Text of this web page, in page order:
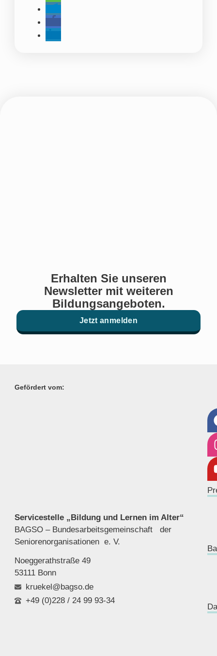
Erhalten Sie unseren
Newsletter mit weiteren
Bildungsangeboten.
Jetzt anmelden
Gefördert vom:
Servicestelle „Bildung und Lernen im Alter“
BAGSO – Bundesarbeitsgemeinschaft der
Seniorenorganisationen e. V.
Noeggerathstraße 49
53111 Bonn
kruekel@bagso.de
+49 (0)228 / 24 99 93-34